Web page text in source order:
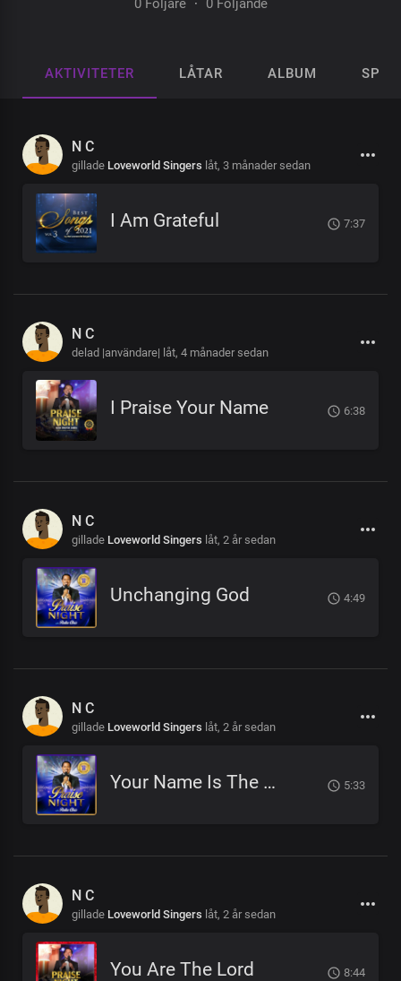
0 Följare · 0 Följande
AKTIVITETER LÅTAR ALBUM
N C
gillade Loveworld Singers låt, 3 månader sedan
I Am Grateful 7:37
N C
delad |användare| låt, 4 månader sedan
I Praise Your Name 6:38
N C
gillade Loveworld Singers låt, 2 år sedan
Unchanging God 4:49
N C
gillade Loveworld Singers låt, 2 år sedan
Your Name Is The Greatest Of All 5:33
N C
gillade Loveworld Singers låt, 2 år sedan
You Are The Lord 8:44